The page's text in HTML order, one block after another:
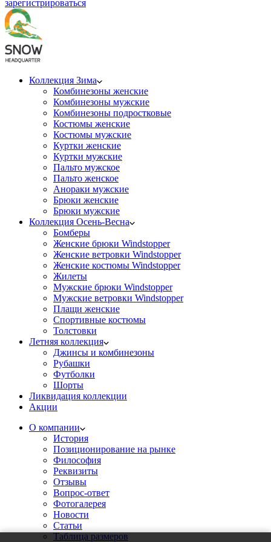
зарегистрироваться
Коллекция Зима
Комбинезоны женские
Комбинезоны мужские
Комбинезоны подростковые
Костюмы женские
Костюмы мужские
Куртки женские
Куртки мужские
Пальто мужское
Пальто женское
Анораки мужские
Брюки женские
Брюки мужские
Коллекция Осень-Весна
Бомберы
Женские брюки Windstopper
Женские ветровки Windstopper
Женские костюмы Windstopper
Жилеты
Мужские брюки Windstopper
Мужские ветровки Windstopper
Плащи женские
Спортивные костюмы
Толстовки
Летняя коллекция
Джинсы и комбинезоны
Рубашки
Футболки
Шорты
Ликвидация коллекции
Акции
О компании
История
Позиционирование на рынке
Философия
Реквизиты
Отзывы
Вопрос-ответ
Фотогалерея
Новости
Статьи
Таблица размеров